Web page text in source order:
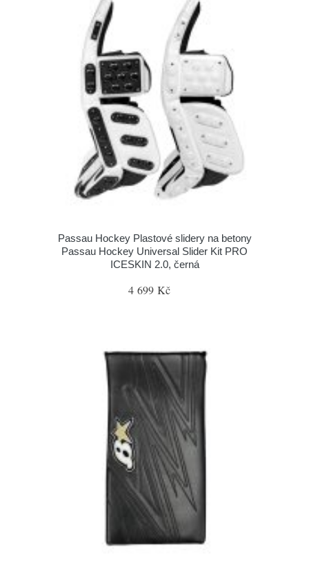
Passau Hockey Plastové slidery na betony
Passau Hockey Universal Slider Kit PRO
ICESKIN 2.0, černá
4 699 Kč